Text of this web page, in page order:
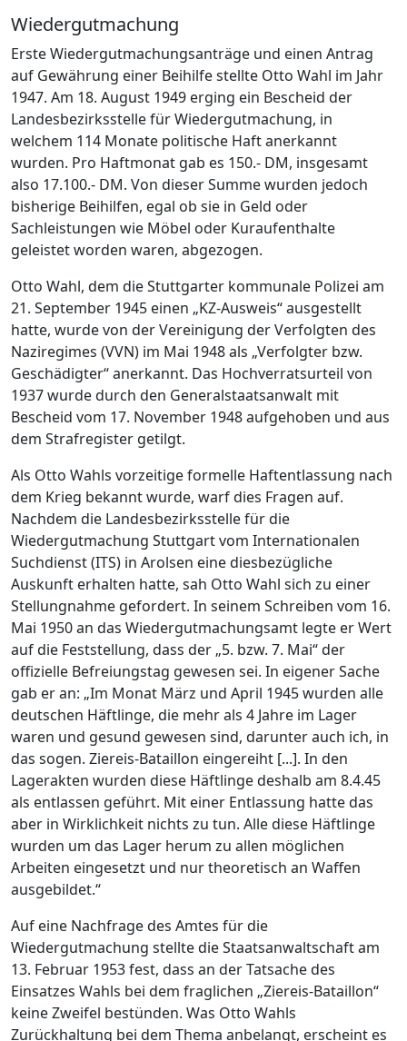
Wiedergutmachung
Erste Wiedergutmachungsanträge und einen Antrag
auf Gewährung einer Beihilfe stellte Otto Wahl im Jahr
1947. Am 18. August 1949 erging ein Bescheid der
Landesbezirksstelle für Wiedergutmachung, in
welchem 114 Monate politische Haft anerkannt
wurden. Pro Haftmonat gab es 150.- DM, insgesamt
also 17.100.- DM. Von dieser Summe wurden jedoch
bisherige Beihilfen, egal ob sie in Geld oder
Sachleistungen wie Möbel oder Kuraufenthalte
geleistet worden waren, abgezogen.
Otto Wahl, dem die Stuttgarter kommunale Polizei am
21. September 1945 einen „KZ-Ausweis“ ausgestellt
hatte, wurde von der Vereinigung der Verfolgten des
Naziregimes (VVN) im Mai 1948 als „Verfolgter bzw.
Geschädigter“ anerkannt. Das Hochverratsurteil von
1937 wurde durch den Generalstaatsanwalt mit
Bescheid vom 17. November 1948 aufgehoben und aus
dem Strafregister getilgt.
Als Otto Wahls vorzeitige formelle Haftentlassung nach
dem Krieg bekannt wurde, warf dies Fragen auf.
Nachdem die Landesbezirksstelle für die
Wiedergutmachung Stuttgart vom Internationalen
Suchdienst (ITS) in Arolsen eine diesbezügliche
Auskunft erhalten hatte, sah Otto Wahl sich zu einer
Stellungnahme gefordert. In seinem Schreiben vom 16.
Mai 1950 an das Wiedergutmachungsamt legte er Wert
auf die Feststellung, dass der „5. bzw. 7. Mai“ der
offizielle Befreiungstag gewesen sei. In eigener Sache
gab er an: „Im Monat März und April 1945 wurden alle
deutschen Häftlinge, die mehr als 4 Jahre im Lager
waren und gesund gewesen sind, darunter auch ich, in
das sogen. Ziereis-Bataillon eingereiht [...]. In den
Lagerakten wurden diese Häftlinge deshalb am 8.4.45
als entlassen geführt. Mit einer Entlassung hatte das
aber in Wirklichkeit nichts zu tun. Alle diese Häftlinge
wurden um das Lager herum zu allen möglichen
Arbeiten eingesetzt und nur theoretisch an Waffen
ausgebildet.“
Auf eine Nachfrage des Amtes für die
Wiedergutmachung stellte die Staatsanwaltschaft am
13. Februar 1953 fest, dass an der Tatsache des
Einsatzes Wahls bei dem fraglichen „Ziereis-Bataillon“
keine Zweifel bestünden. Was Otto Wahls
Zurückhaltung bei dem Thema anbelangt, erscheint es